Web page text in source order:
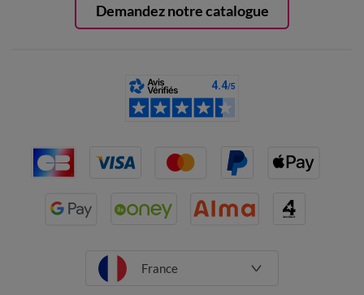
Demandez notre catalogue
France